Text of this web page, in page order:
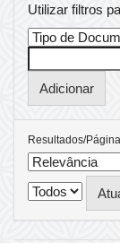
Utilizar filtros
Resultados/Página